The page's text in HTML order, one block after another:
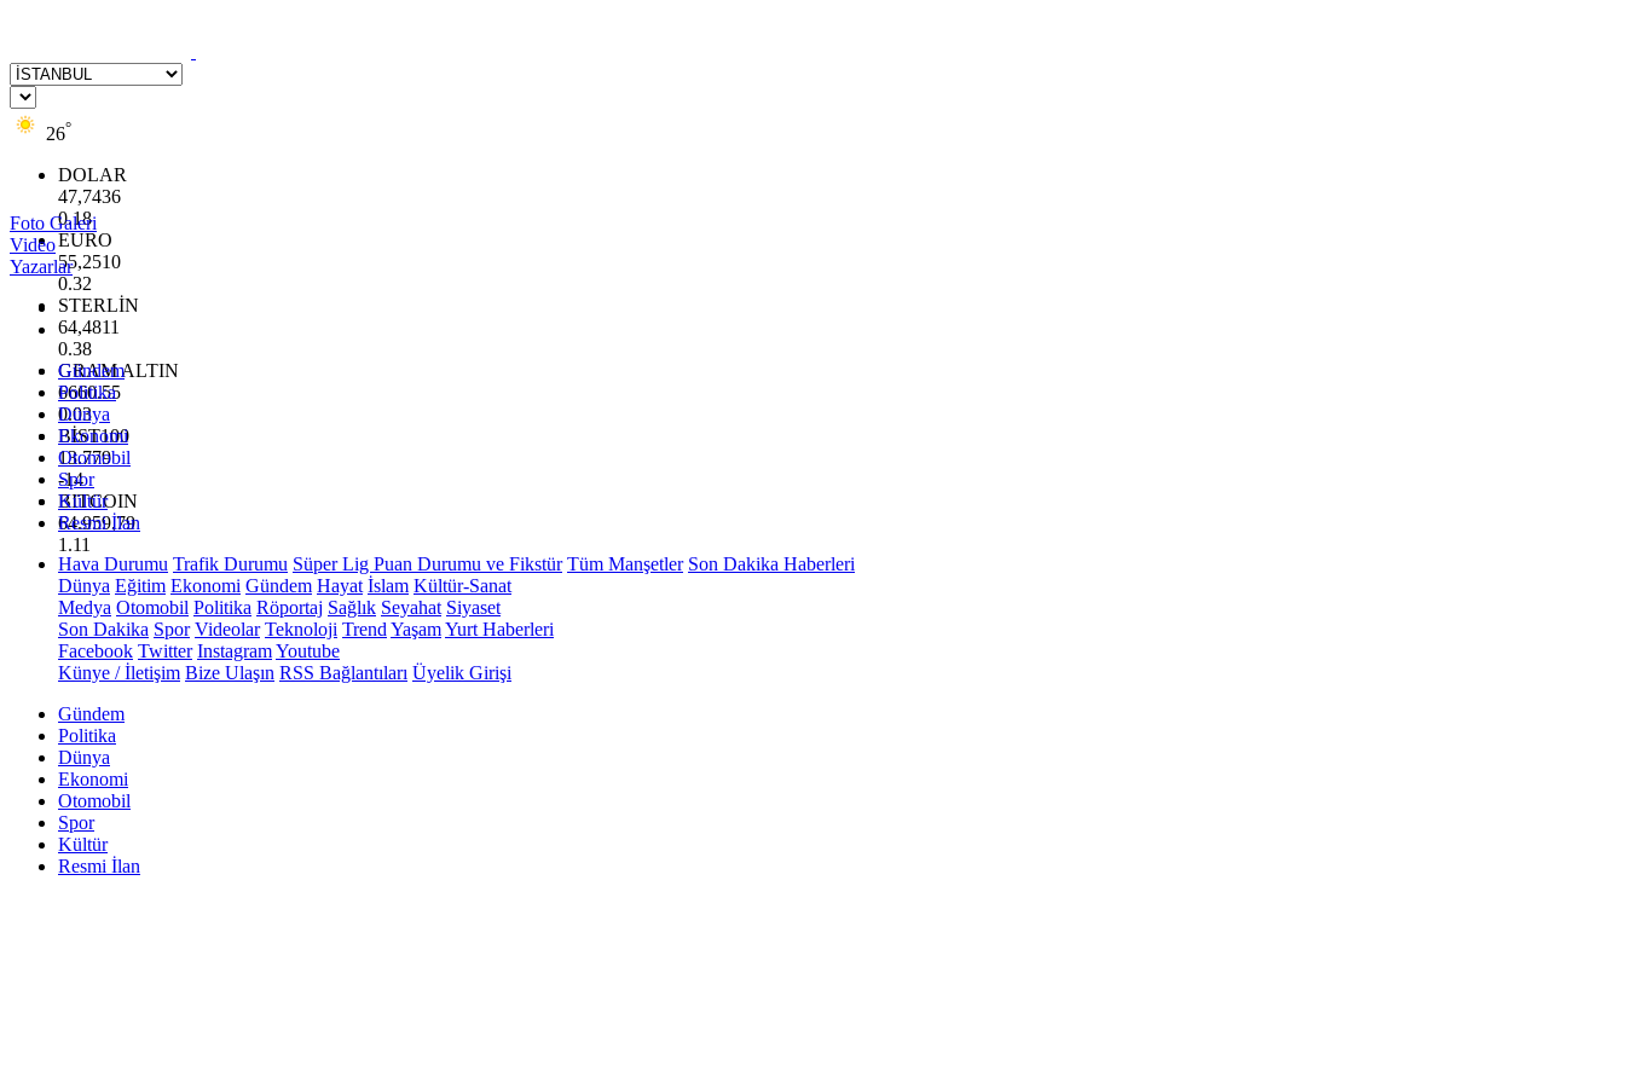
26°
DOLAR
47,7436
0.18
EURO
55,2510
0.32
STERLİN
64,4811
0.38
GRAM ALTIN
6660.55
0.03
BİST100
13.779
-14
BITCOIN
64.959,79
1.11
Foto Galeri
Video
Yazarlar
Gündem
Politika
Dünya
Ekonomi
Otomobil
Spor
Kültür
Resmi İlan
Hava Durumu Trafik Durumu Süper Lig Puan Durumu ve Fikstür Tüm Manşetler Son Dakika Haberleri
Dünya Eğitim Ekonomi Gündem Hayat İslam Kültür-Sanat
Medya Otomobil Politika Röportaj Sağlık Seyahat Siyaset
Son Dakika Spor Videolar Teknoloji Trend YaşamYurt Haberleri
Facebook Twitter InstagramYoutube
Künye / İletişim Bize Ulaşın RSS Bağlantıları Üyelik Girişi
Gündem
Politika
Dünya
Ekonomi
Otomobil
Spor
Kültür
Resmi İlan